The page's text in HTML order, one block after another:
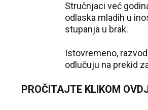
Stručnjaci već
odlaska mladih u
stupanja u brak.
Istovremeno,
odlučuju na prekid
PROČITAJTE KLIKOM